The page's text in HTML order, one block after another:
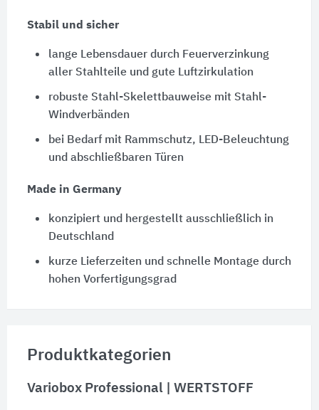
Stabil und sicher
lange Lebensdauer durch Feuerverzinkung
aller Stahlteile und gute Luftzirkulation
robuste Stahl-Skelettbauweise mit Stahl-
Windverbänden
bei Bedarf mit Rammschutz, LED-Beleuchtung
und abschließbaren Türen
Made in Germany
konzipiert und hergestellt ausschließlich in
Deutschland
kurze Lieferzeiten und schnelle Montage durch
hohen Vorfertigungsgrad
Produktkategorien
Variobox Professional | WERTSTOFF